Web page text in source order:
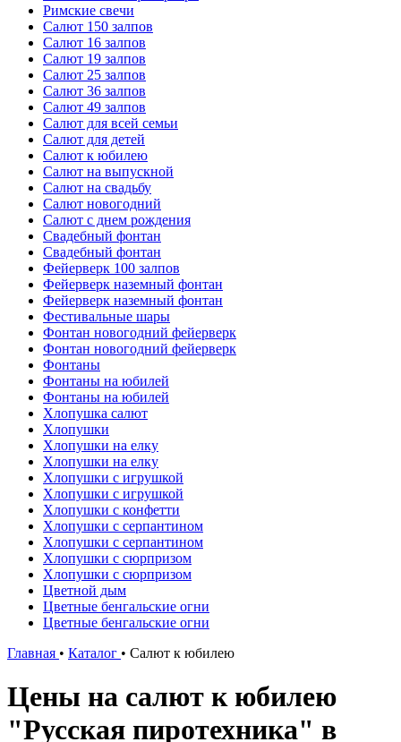
Римские свечи
Салют 150 залпов
Салют 16 залпов
Салют 19 залпов
Салют 25 залпов
Салют 36 залпов
Салют 49 залпов
Салют для всей семьи
Салют для детей
Салют к юбилею
Салют на выпускной
Салют на свадьбу
Салют новогодний
Салют с днем рождения
Свадебный фонтан
Свадебный фонтан
Фейерверк 100 залпов
Фейерверк наземный фонтан
Фейерверк наземный фонтан
Фестивальные шары
Фонтан новогодний фейерверк
Фонтан новогодний фейерверк
Фонтаны
Фонтаны на юбилей
Фонтаны на юбилей
Хлопушка салют
Хлопушки
Хлопушки на елку
Хлопушки на елку
Хлопушки с игрушкой
Хлопушки с игрушкой
Хлопушки с конфетти
Хлопушки с серпантином
Хлопушки с серпантином
Хлопушки с сюрпризом
Хлопушки с сюрпризом
Цветной дым
Цветные бенгальские огни
Цветные бенгальские огни
Главная • Каталог • Салют к юбилею
Цены на салют к юбилею
"Русская пиротехника" в